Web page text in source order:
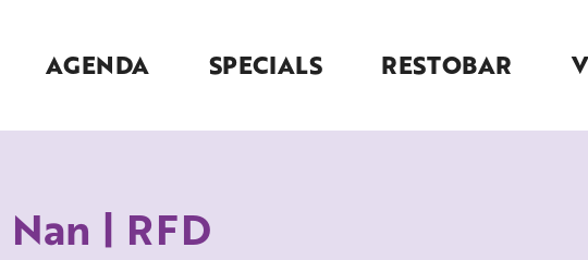
AGENDA SPECIALS RESTOBAR
| RFD